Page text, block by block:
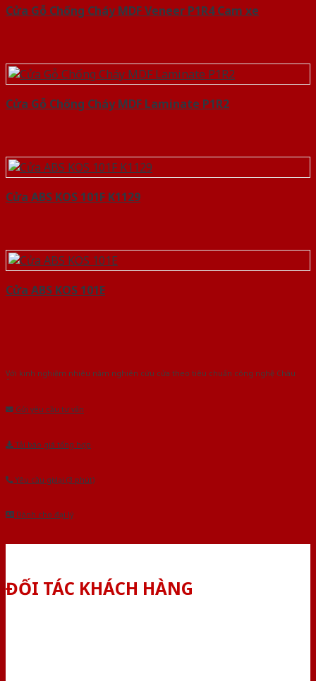
Cửa Gỗ Chống Cháy MDF Veneer P1R4 Cam xe
Cửa Gỗ Chống Cháy MDF Laminate P1R2
Cửa ABS KOS 101F K1129
Cửa ABS KOS 101E
Với kinh nghiệm nhiêu năm nghiên cứu cửa theo tiêu chuẩn công nghệ Châu
Gửi yêu cầu tư vấn
Tải báo giá tổng hợp
Yêu cầu gọi lại (3 phút)
Dành cho đại lý
ĐỐI TÁC KHÁCH HÀNG